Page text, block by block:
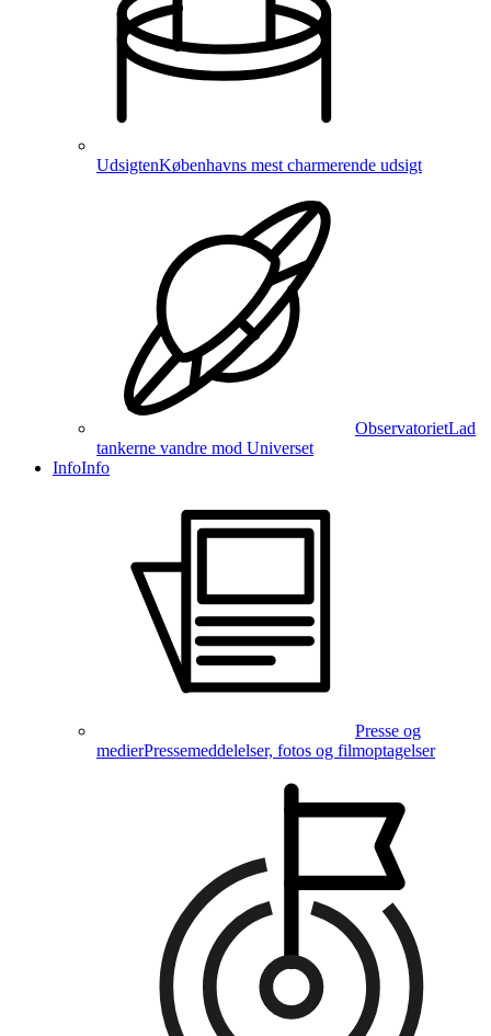
UdsigtenKøbenhavns mest charmerende udsigt
ObservatorietLad
tankerne vandre mod Universet
InfoInfo
Presse og
medierPressemeddelelser, fotos og filmoptagelser